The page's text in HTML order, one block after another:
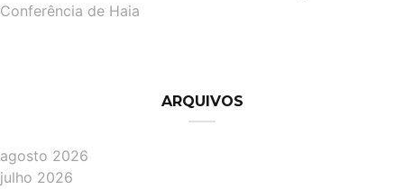
Conferência de Haia
ARQUIVOS
agosto 2026
julho 2026